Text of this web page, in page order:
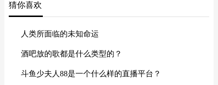
猜你喜欢
人类所面临的未知命运
酒吧放的歌都是什么类型的？
斗鱼少夫人88是一个什么样的直播平台？